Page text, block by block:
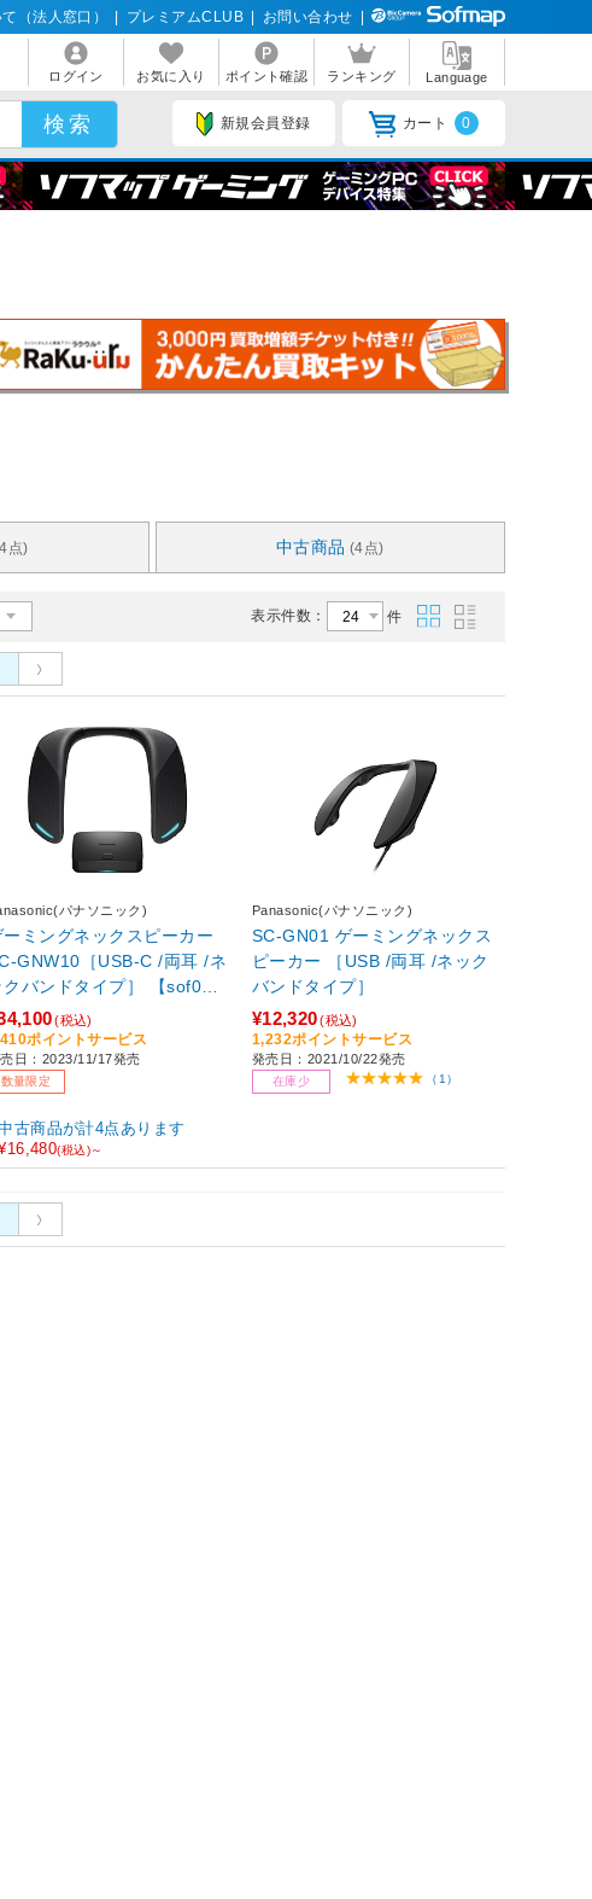
（法人窓口） プレミアムCLUB お問い合わせ
ログイン お気に入り ポイント確認 ランキング Language
新規会員登録 カート 0
点) 中古商品 (4点)
表示件数： 件
パナソニック)
ーミングネックスピーカー
GNW10［USB-C /両耳 /ネ
クバンドタイプ］ 【sof00
(税込)
ポイントサービス
日：2023/11/17発売
数量限定
古商品が計4点あります
(税込)～
Panasonic(パナソニック)
SC-GN01 ゲーミングネックス
ピーカー ［USB /両耳 /ネック
バンドタイプ］
¥12,320(税込)
1,232ポイントサービス
発売日：2021/10/22発売
在庫少 （1）